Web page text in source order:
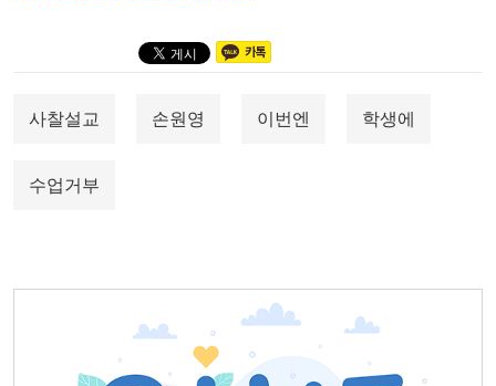
사찰설교 손원영 이번엔 학생에
수업거부